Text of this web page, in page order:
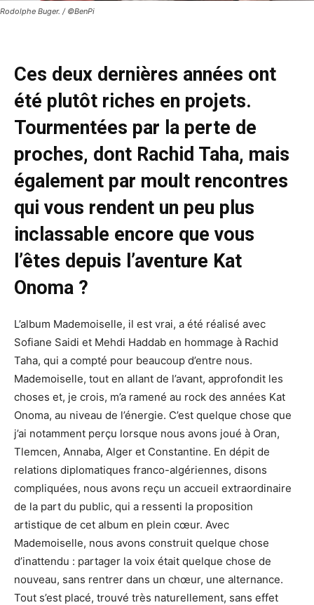
Rodolphe Buger. / ©BenPi
Ces deux dernières années ont
été plutôt riches en projets.
Tourmentées par la perte de
proches, dont Rachid Taha, mais
également par moult rencontres
qui vous rendent un peu plus
inclassable encore que vous
l’êtes depuis l’aventure Kat
Onoma ?
L’album Mademoiselle, il est vrai, a été réalisé avec
Sofiane Saidi et Mehdi Haddab en hommage à Rachid
Taha, qui a compté pour beaucoup d’entre nous.
Mademoiselle, tout en allant de l’avant, approfondit les
choses et, je crois, m’a ramené au rock des années Kat
Onoma, au niveau de l’énergie. C’est quelque chose que
j’ai notamment perçu lorsque nous avons joué à Oran,
Tlemcen, Annaba, Alger et Constantine. En dépit de
relations diplomatiques franco-algériennes, disons
compliquées, nous avons reçu un accueil extraordinaire
de la part du public, qui a ressenti la proposition
artistique de cet album en plein cœur. Avec
Mademoiselle, nous avons construit quelque chose
d’inattendu : partager la voix était quelque chose de
nouveau, sans rentrer dans un chœur, une alternance.
Tout s’est placé, trouvé très naturellement, sans effet